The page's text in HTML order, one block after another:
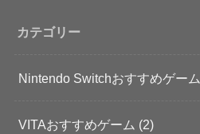
カテゴリー
Nintendo Switchおすすめゲーム
VITAおすすめゲーム (2)